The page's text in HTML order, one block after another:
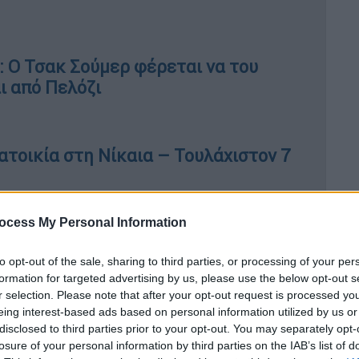
My Personal Information
opt-out of the sale, sharing to third parties, or processing of your
for targeted advertising by us, please use the below opt-out
selection. Please note that after your opt-out request is processed
interest-based ads based on personal information utilized by us
to third parties prior to your opt-out. You may separately
of your personal information by third parties on the IAB’s list of
Ο Τσακ Σούμερ φέρεται να του
από Πελόζι
στη Νίκαια – Τουλάχιστον 7
ηγέτες της ΕΕ τον περασμένο μήνα για
της εκτελεστικής εξουσίας της ΕΕ, η
την εφαρμογή τηςευρωπαϊκής
την υποστήριξη τουλάχιστον 361
του νεοεκλεγέντος, πιο δεξιού